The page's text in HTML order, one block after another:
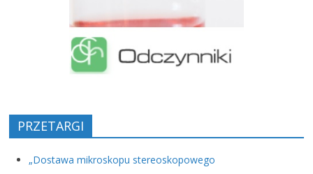
PRZETARGI
„Dostawa mikroskopu stereoskopowego